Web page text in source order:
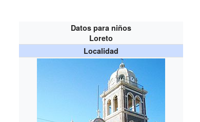
Datos para niños
Loreto
Localidad